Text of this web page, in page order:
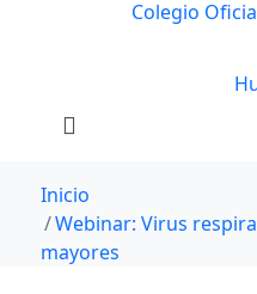
Inicio
Webinar: Virus
mayores